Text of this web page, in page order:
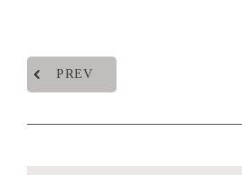
PREV